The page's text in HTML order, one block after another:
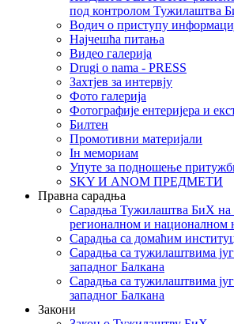
под контролом Тужилаштва
Водич о приступу
Најчешћа питања
Видео галерија
Drugi o nama - PRESS
Захтјев за интервју
Фото галерија
Фотографије ентеријера и
Билтен
Промотивни материјали
Iн мемориам
Упуте за подношење
SKY И ANOM ПРЕДМЕТИ
Правна сарадња
Сарадња Тужилаштва БиХ на
регионалном и националном
Сарадња са домаћим
Сарадња са тужилаштвима
западног Балкана
Сарадња са тужилаштвима
западног Балкана
Закони